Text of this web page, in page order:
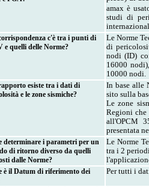
amax è
studi di
c'è tra i punti di
e quelli delle Norme?
Le Norme
di
nodi (ID)
16000
10000 nodi.
esiste tra i dati di
e le zone sismiche?
In base alle
sito sulla
Le zone
Regioni che
all'OPCM
presentata
determinare i parametri per un
di ritorno diverso da quelli
dalle Norme?
Le Norme
tra i 2
è il Datum di riferimento dei
Per tutti i